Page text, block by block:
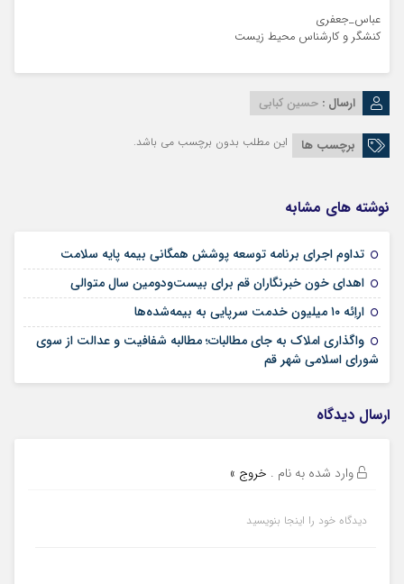
عباس_جعفری
کنشگر و کارشناس محیط زیست
ارسال : حسین کبابی
برچسب ها این مطلب بدون برچسب می باشد.
نوشته های مشابه
تداوم اجرای برنامه توسعه پوشش همگانی بیمه پایه سلامت
اهدای خون خبرنگاران قم برای بیست‌ودومین سال متوالی
اراِئه ۱۰ میلیون خدمت سرپایی به بیمه‌شده‌ها
واگذاری املاک به جای مطالبات؛ مطالبه شفافیت و عدالت از سوی
شورای اسلامی شهر قم
ارسال دیدگاه
وارد شده به نام . خروج »
دیدگاه خود را اینجا بنویسید